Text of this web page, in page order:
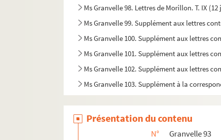
Ms Granvelle 98. Lettres de Morillon. T. IX
Ms Granvelle 99. Supplément aux lettres
Ms Granvelle 100. Supplément aux lettres
Ms Granvelle 101. Supplément aux lettres
Ms Granvelle 102. Supplément aux lettres
Ms Granvelle 103. Supplément à la
Présentation du contenu
N°
Granvelle 93